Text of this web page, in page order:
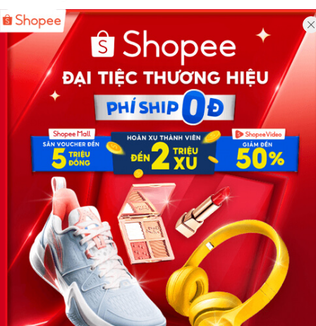
Công ty TNHH Eyeplus Online
Địa chỉ: Số 81, ngõ 68, đường Cầu Giấy, Tổ 05, Phường Quan
Hoa, Quận Cầu Giấy, TP Hà Nội, Việt Nam
SĐT: 0981 448 766
Email:
hotro@timviec.com.vn
VỀ CHÚNG TÔI
News.timviec.com.vn là website cung cấp thông tin liên quan đến
nhân sự, nghề nghiệp do Timviec.com.vn vận hành nhằm giúp
doanh nghiệp, nhân sự tuyển dụng, người đi làm, người tìm việc
cập nhật thông tin và đáp ứng được mong muốn của mình.
KẾT NỐI